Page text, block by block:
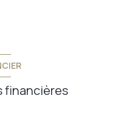
financières